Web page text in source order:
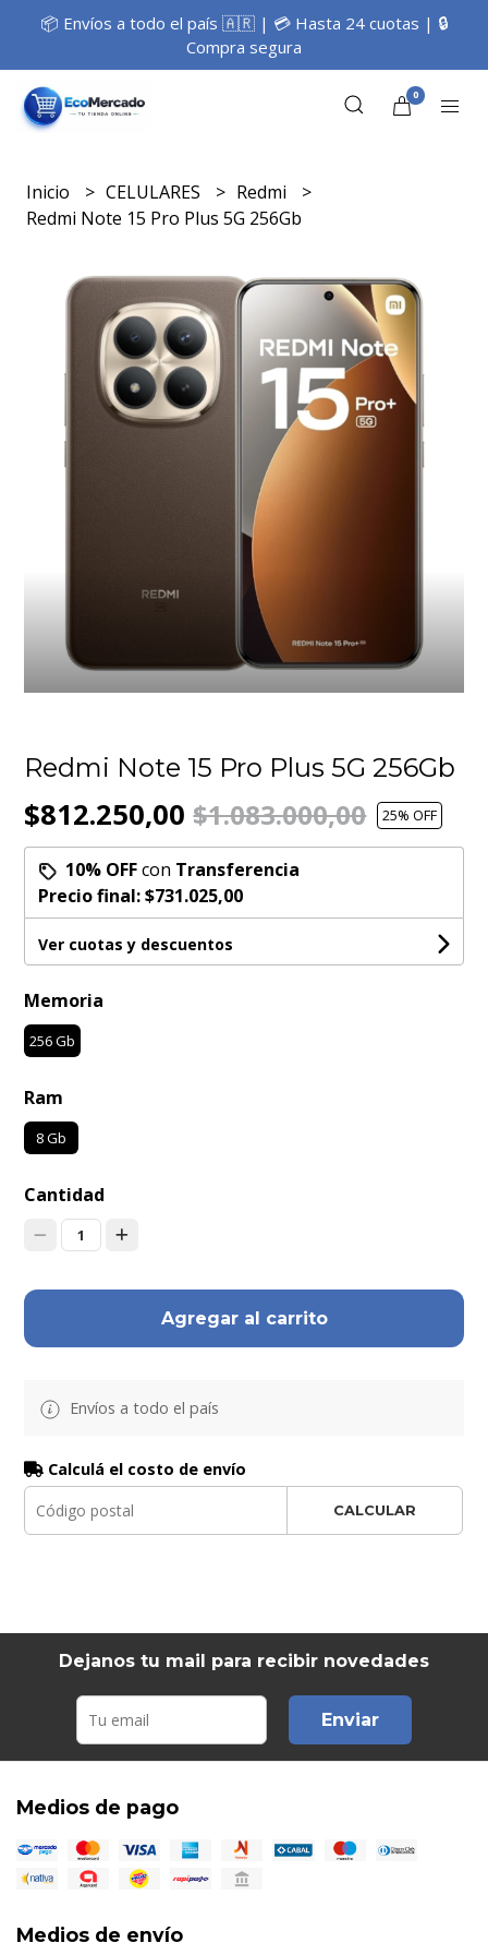
📦 Envíos a todo el país 🇦🇷 | 💳 Hasta 24 cuotas | 🔒
Compra segura
0
Inicio CELULARES
Redmi
Redmi Note 15 Pro Plus 5G 256Gb
Redmi Note 15 Pro Plus 5G 256Gb
$812.250,00$1.083.000,00 25% OFF
10% OFFcon Transferencia
Precio final:$731.025,00
Ver cuotas y descuentos
Memoria
256 Gb
Ram
8 Gb
Cantidad
1
Agregar al carrito
Envíos a todo el país
Calculá el costo de envío
CALCULAR
Dejanos tu mail para recibir novedades
Enviar
Medios de pago
Medios de envío